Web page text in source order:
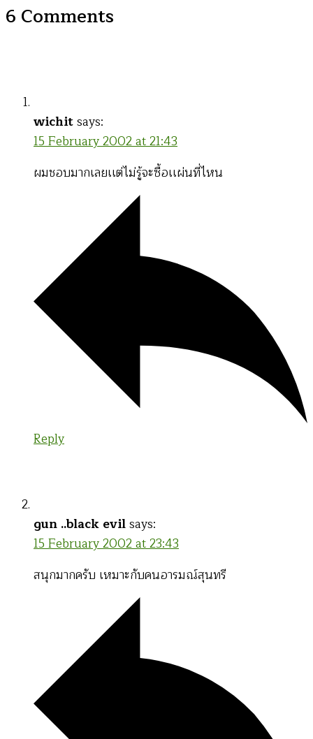
6 Comments
wichitsays:
15 February 2002 at 21:43
ผมชอบมากเลยเเต่ไม่รู้จะซื้อเเผ่นที่ไหน
Reply
gun ..black evilsays:
15 February 2002 at 23:43
สนุกมากครับ เหมาะกับคนอารมณ์สุนทรี